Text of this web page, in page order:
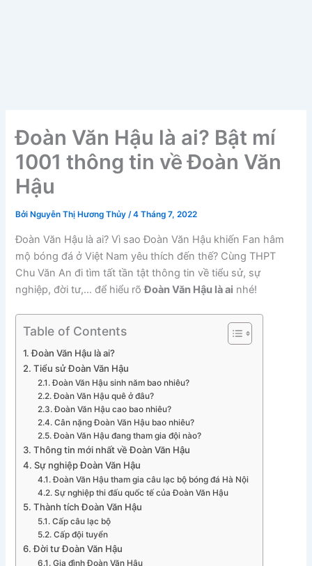
Đoàn Văn Hậu là ai? Bật mí
1001 thông tin về Đoàn Văn
Hậu
Bởi Nguyễn Thị Hương Thủy/4 Tháng 7, 2022
Đoàn Văn Hậu là ai? Vì sao Đoàn Văn Hậu khiến Fan hâm
mộ bóng đá ở Việt Nam yêu thích đến thế? Cùng THPT
Chu Văn An đi tìm tất tần tật thông tin về tiểu sử, sự
nghiệp, đời tư,… để hiểu rõĐoàn Văn Hậu là ai nhé!
Table of Contents
Đoàn Văn Hậu là ai?
Tiểu sử Đoàn Văn Hậu
Đoàn Văn Hậu sinh năm bao nhiêu?
Đoàn Văn Hậu quê ở đâu?
Đoàn Văn Hậu cao bao nhiêu?
Cân nặng Đoàn Văn Hậu bao nhiêu?
Đoàn Văn Hậu đang tham gia đội nào?
Thông tin mới nhất về Đoàn Văn Hậu
Sự nghiệp Đoàn Văn Hậu
Đoàn Văn Hậu tham gia câu lạc bộ bóng đá Hà Nội
Sự nghiệp thi đấu quốc tế của Đoàn Văn Hậu
Thành tích Đoàn Văn Hậu
Cấp câu lạc bộ
Cấp đội tuyển
Đời tư Đoàn Văn Hậu
Gia đình Đoàn Văn Hậu